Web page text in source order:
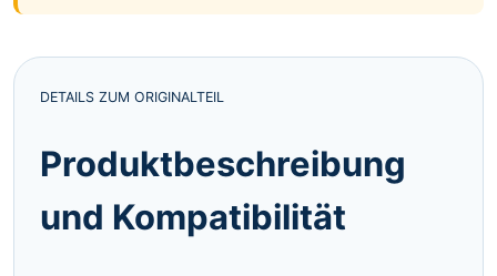
DETAILS ZUM ORIGINALTEIL
Produktbeschreibung
und Kompatibilität